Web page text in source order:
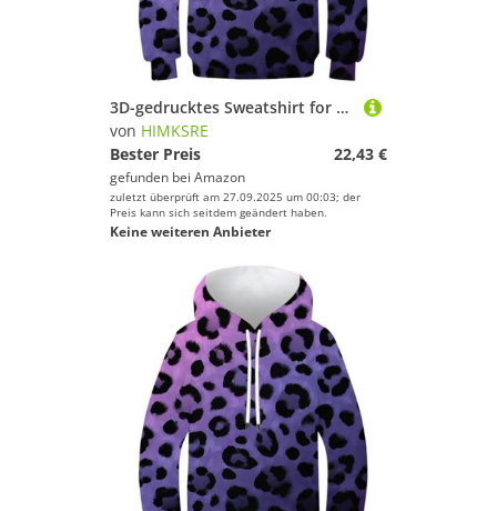
3D-gedrucktes Sweatshirt for Teenager, Mädchen und Jungen, Tiermuster, Kapuzenpullover, Oberteile, lässig, Neuheit, Langarm, Pullover, Leopardenmuster mit Tasche, 13–15 Jahre(Animal Pattern-5,160)
von HIMKSRE
Bester Preis
22,43 €
gefunden bei Amazon
zuletzt überprüft am 27.09.2025 um 00:03; der
Preis kann sich seitdem geändert haben.
Keine weiteren Anbieter